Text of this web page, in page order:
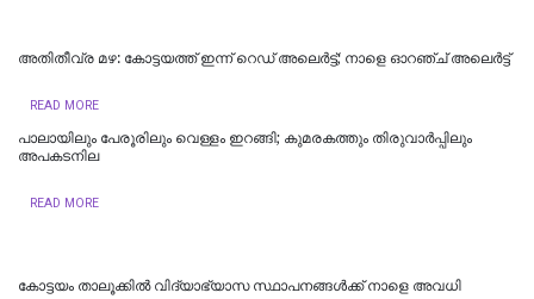
അതിതീവ്ര മഴ: കോട്ടയത്ത് ഇന്ന് റെഡ് അലെർട്ട്; നാളെ ഓറഞ്ച് അലെര്‍ട്ട്
READ MORE
പാലായിലും പേരൂരിലും വെള്ളം ഇറങ്ങി; കുമരകത്തും തിരുവാര്‍പ്പിലും
അപകടനില
READ MORE
കോട്ടയം താലൂക്കില്‍ വിദ്യാഭ്യാസ സ്ഥാപനങ്ങള്‍ക്ക് നാളെ അവധി